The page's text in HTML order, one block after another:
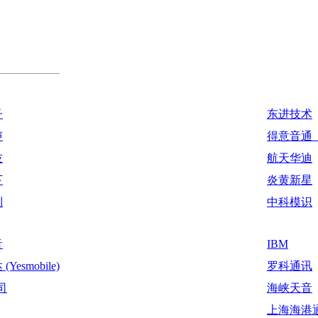
东进技术
得意音通
航天华迪
炎黄新星
中科模识
IBM
(Yesmobile)
罗科通讯
海峡天音
上海海港